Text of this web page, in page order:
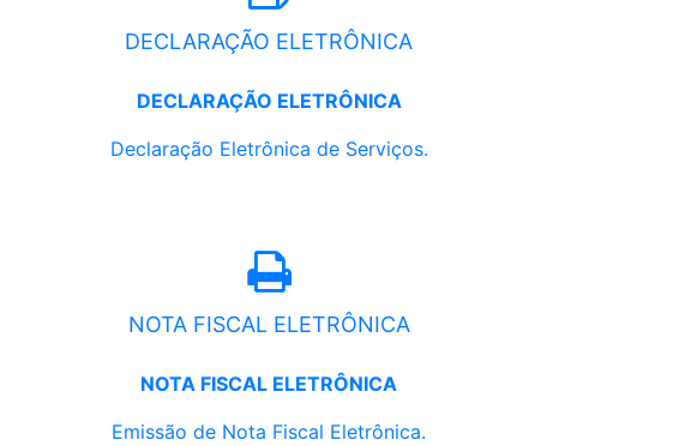
DECLARAÇÃO ELETRÔNICA
DECLARAÇÃO ELETRÔNICA
Declaração Eletrônica de Serviços.
NOTA FISCAL ELETRÔNICA
NOTA FISCAL ELETRÔNICA
Emissão de Nota Fiscal Eletrônica.